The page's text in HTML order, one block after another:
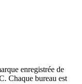
enregistrée de
Chaque bureau est